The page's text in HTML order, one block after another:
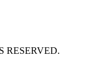
RESERVED.